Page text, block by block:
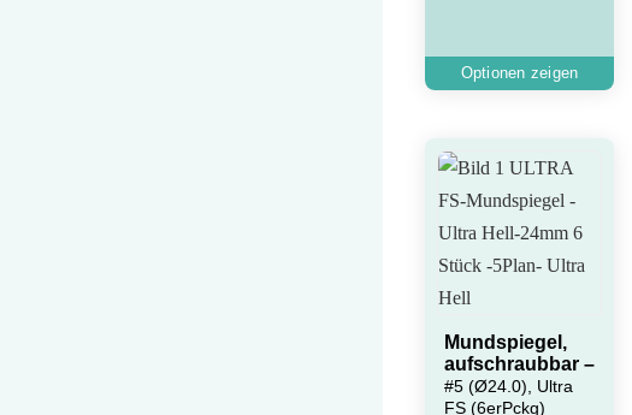
auf.
können
auf
der
Produktseite
werden
Mundspiegel,
aufschraubbar –
#5 (Ø24.0), Ultra
FS (6erPckg)